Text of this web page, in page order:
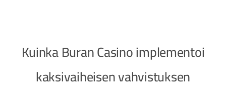
Kuinka Buran Casino implementoi
kaksivaiheisen vahvistuksen